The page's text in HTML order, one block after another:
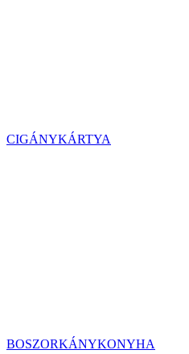
CIGÁNYKÁRTYA
BOSZORKÁNYKONYHA